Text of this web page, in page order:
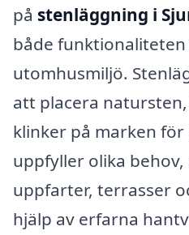
på stenläggning i
både
utomhusmiljö.
att placera
klinker på marken
uppfyller olika
uppfarter, terrasser
hjälp av erfarna